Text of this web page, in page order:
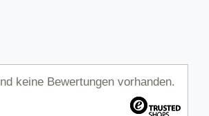
keine Bewertungen vorhanden.